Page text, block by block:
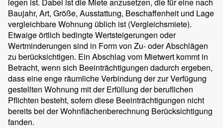
Baujahr, Art, Größe, Ausstattung, Beschaffenheit und Lage
vergleichbare Wohnung üblich ist (Vergleichsmiete).
Etwaige örtlich bedingte Wertsteigerungen oder
Wertminderungen sind in Form von Zu- oder Abschlägen
zu berücksichtigen. Ein Abschlag vom Mietwert kommt in
Betracht, wenn sich Beeinträchtigungen dadurch ergeben,
dass eine enge räumliche Verbindung der zur Verfügung
gestellten Wohnung mit der Erfüllung der beruflichen
Pflichten besteht, sofern diese Beeinträchtigungen nicht
bereits bei der Wohnflächenberechnung Berücksichtigung
fanden.